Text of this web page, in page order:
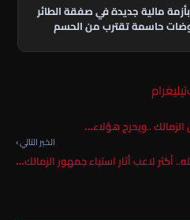
مالية جديدة في صفقة الطائر
حاسمة تقترب من الحسم
تيليغرام
..ويحرج هؤلاء…
الخبر التالي ›
أكثر لاعب أثار استياء جمهور الزمالك…